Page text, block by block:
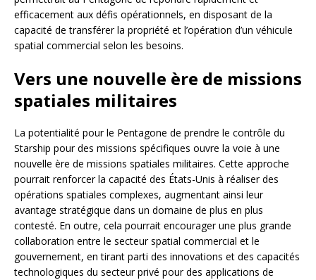
efficacement aux défis opérationnels, en disposant de la
capacité de transférer la propriété et l’opération d’un véhicule
spatial commercial selon les besoins.
Vers une nouvelle ère de missions
spatiales militaires
La potentialité pour le Pentagone de prendre le contrôle du
Starship pour des missions spécifiques ouvre la voie à une
nouvelle ère de missions spatiales militaires. Cette approche
pourrait renforcer la capacité des États-Unis à réaliser des
opérations spatiales complexes, augmentant ainsi leur
avantage stratégique dans un domaine de plus en plus
contesté. En outre, cela pourrait encourager une plus grande
collaboration entre le secteur spatial commercial et le
gouvernement, en tirant parti des innovations et des capacités
technologiques du secteur privé pour des applications de